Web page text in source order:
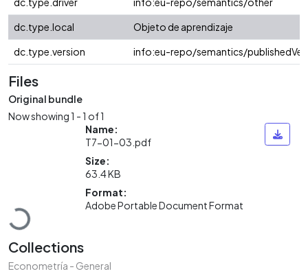
dc.type.local
Objeto de aprendizaje
dc.type.version
info:eu-repo/semantics/
Files
Original bundle
Now showing1 - 1 of 1
Loading...
Name:
T7-01-03.pdf
Size:
63.4 KB
Format:
Adobe Portable Document Format
Collections
Econometría - General